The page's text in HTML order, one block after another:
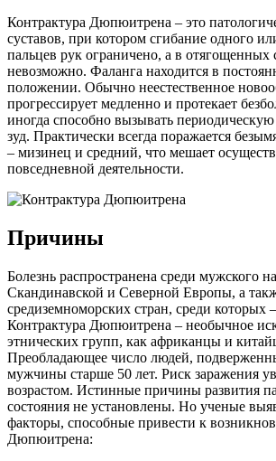
Контрактура Дюпюитрена – это
суставов, при котором сгибание одного
пальцев рук ограничено, а в отягощенных
невозможно. Фаланга находится в
положении. Обычно неестественное
прогрессирует медленно и протекает
иногда способно вызывать
зуд. Практически всегда поражается
– мизинец и средний, что мешает
повседневной деятельности.
Причины
Болезнь распространена среди мужского
Скандинавской и Северной Европы, а
средиземноморских стран, среди которых
Контрактура Дюпюитрена – необычное
этнических групп, как африканцы и
Преобладающее число людей,
мужчины старше 50 лет. Риск заражения
возрастом. Истинные причины развития
состояния не установлены. Но ученые
факторы, способные привести к
Дюпюитрена: